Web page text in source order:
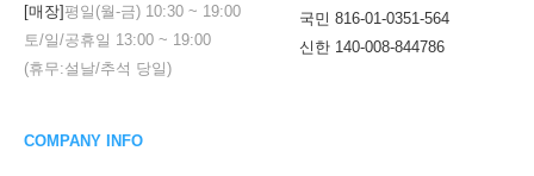
[매장]평일(월-금) 10:30 ~ 19:00
토/일/공휴일 13:00 ~ 19:00
(휴무:설날/추석 당일)
국민 816-01-0351-564
신한 140-008-844786
COMPANY INFO